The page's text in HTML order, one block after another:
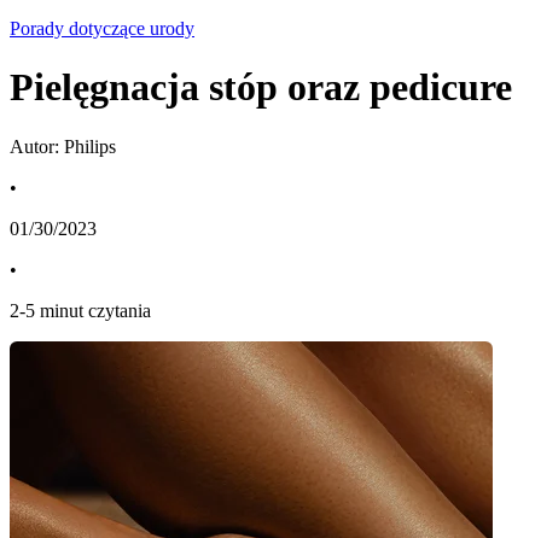
Porady dotyczące urody
Pielęgnacja stóp oraz pedicure
Autor: Philips
•
01/30/2023
•
2-5 minut czytania